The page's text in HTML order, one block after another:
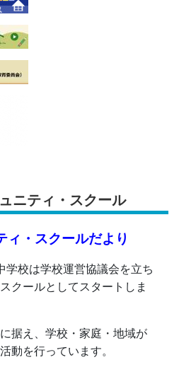
ニティ・スクール
ィ・スクールだより
学校は学校運営協議会を立ち
クールとしてスタートしま
据え、学校・家庭・地域が
動を行っています。